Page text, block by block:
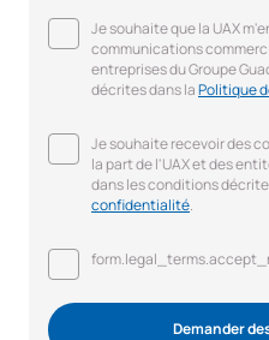
Je souhaite que la UAX
communications
entreprises du Groupe
décrites dans laPolitique
Je souhaite recevoir des
la part de l'UAX et des
dans les conditions
confidentialité.
Demander